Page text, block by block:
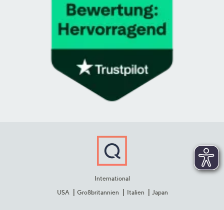
International
USA
Großbritannien Italien Japan